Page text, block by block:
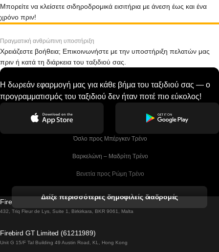
Μπορείτε να κλείσετε σιδηροδρομικά εισιτήρια με άνεση έως και ένα
χρόνο πριν!
Πραγματική ανθρώπινη υποστήριξη
Χρειάζεστε βοήθεια; Επικοινωνήστε με την υποστήριξη πελατών μας
πριν ή κατά τη διάρκεια του ταξιδιού σας.
Η δωρεάν εφαρμογή μας για κάθε βήμα του ταξιδιού σας — ο
προγραμματισμός του ταξιδιού δεν ήταν ποτέ πιο εύκολος!
Όσλο προς Μπέργκεν Tρένο
Βαρκελώνη – Μαδρίτη Tρένο
Βενετία προς Ρώμη Τρένο
Βιέννη προς Σάλτσμπουργκ Τρένα
Βουδαπέστη προς Πράγα Tρένο
Δείξε περισσότερες δημοφιλείς διαδρομές
Firebird GT Limited (OC 1451)
432, Triq Fleur de Lys, Suite 1, Birkirkara, BKR 9061, Malta
Firebird GT Limited (61211989)
Unit G 15/F Tal Building 49 Austin Road, KL, Hong Kong